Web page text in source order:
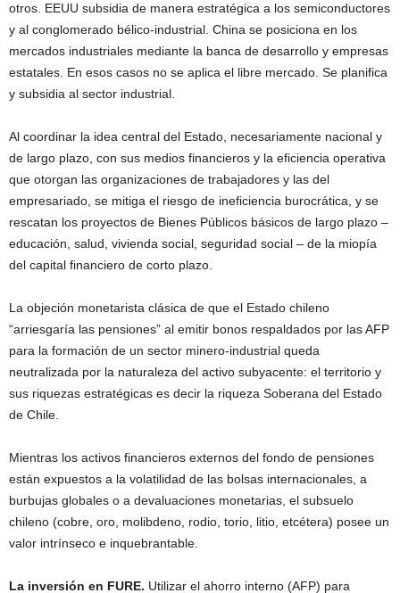
otros. EEUU subsidia de manera estratégica a los semiconductores
y al conglomerado bélico-industrial. China se posiciona en los
mercados industriales mediante la banca de desarrollo y empresas
estatales. En esos casos no se aplica el libre mercado. Se planifica
y subsidia al sector industrial.
Al coordinar la idea central del Estado, necesariamente nacional y
de largo plazo, con sus medios financieros y la eficiencia operativa
que otorgan las organizaciones de trabajadores y las del
empresariado, se mitiga el riesgo de ineficiencia burocrática, y se
rescatan los proyectos de Bienes Públicos básicos de largo plazo –
educación, salud, vivienda social, seguridad social – de la miopía
del capital financiero de corto plazo.
La objeción monetarista clásica de que el Estado chileno
“arriesgaría las pensiones” al emitir bonos respaldados por las AFP
para la formación de un sector minero-industrial queda
neutralizada por la naturaleza del activo subyacente: el territorio y
sus riquezas estratégicas es decir la riqueza Soberana del Estado
de Chile.
Mientras los activos financieros externos del fondo de pensiones
están expuestos a la volatilidad de las bolsas internacionales, a
burbujas globales o a devaluaciones monetarias, el subsuelo
chileno (cobre, oro, molibdeno, rodio, torio, litio, etcétera) posee un
valor intrínseco e inquebrantable.
La inversión en FURE. Utilizar el ahorro interno (AFP) para